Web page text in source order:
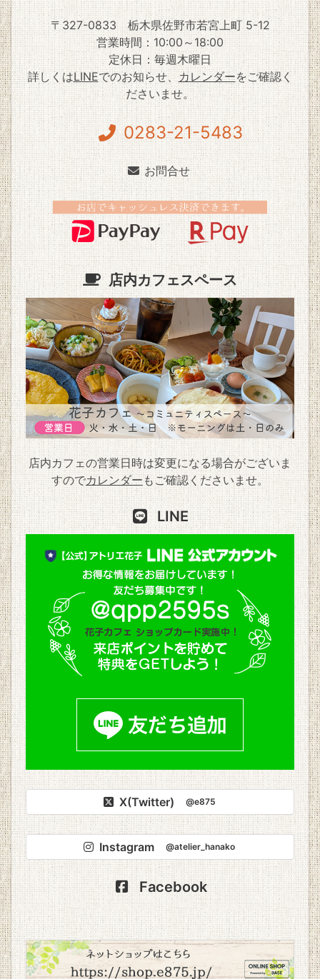
〒327-0833
栃木県佐野市若宮上町 5-12
営業時間：10:00～18:00
定休日：毎週木曜日
詳しくはLINEでのお知らせ、カレンダーをご確認く
ださいませ。
0283-21-5483
お問合せ
店内カフェスペース
店内カフェの営業日時は変更になる場合がございま
すのでカレンダーもご確認くださいませ。
LINE
X(Twitter) @e875
Instagram @atelier_hanako
Facebook